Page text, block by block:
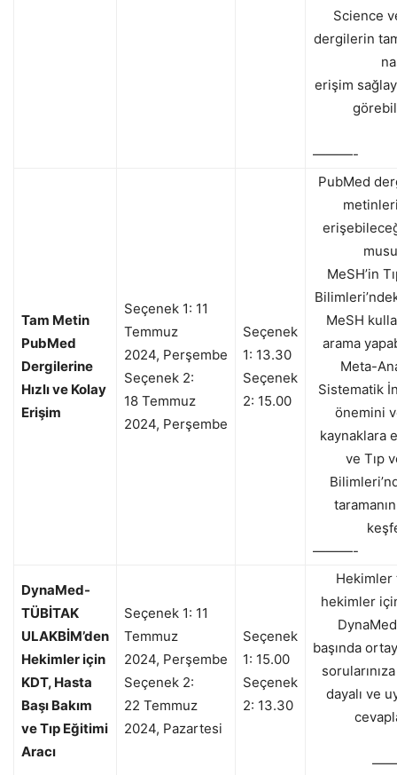
Science
dergilerin
erişim sa
———-
Tam Metin
PubMed
Dergilerine
Hızlı ve Kolay
Erişim
Seçenek 1: 11
Temmuz
2024, Perşembe
Seçenek 2:
18 Temmuz
2024, Perşembe
Seçenek
1: 13.30
Seçenek
2: 15.00
​PubMed
MeSH’in
MeSH
arama
Meta-
Sistematik
önemini
kaynaklara
ve Tıp
———-
DynaMed-
TÜBİTAK
ULAKBİM’den
Hekimler için
KDT, Hasta
Başı Bakım
ve Tıp Eğitimi
Aracı
Seçenek 1: 11
Temmuz
2024, Perşembe
Seçenek 2:
22 Temmuz
2024, Pazartesi
Seçenek
1: 15.00
Seçenek
2: 13.30
Hekimler
hekimler
başında
dayalı ve